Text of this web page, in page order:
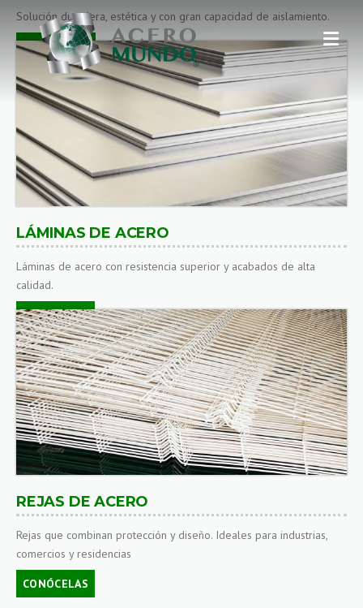
Solución duradera, estética y con gran capacidad de aislamiento.
CONÓCELOS
LÁMINAS DE ACERO
Láminas de acero con resistencia superior y acabados de alta
calidad.
CONÓCELAS
REJAS DE ACERO
Rejas que combinan protección y diseño. Ideales para industrias,
comercios y residencias
CONÓCELAS